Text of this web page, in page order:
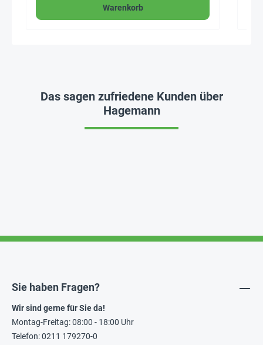
Warenkorb
Das sagen zufriedene Kunden über
Hagemann
Sie haben Fragen?
Wir sind gerne für Sie da!
Montag-Freitag: 08:00 - 18:00 Uhr
Telefon: 0211 179270-0